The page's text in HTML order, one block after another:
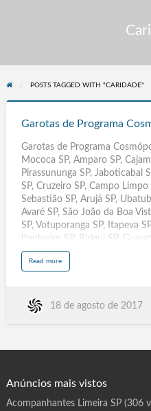
POSTS TAGGED WITH "CARIDADE"
Cosmópolis
Garotas de Programa
Garotas de Programa
Mococa SP, Amparo SP,
Pirassununga SP, Jaboticabal
SP, Cruzeiro SP, Campo
Sebastião SP, Arujá SP,
Avaré SP, São João da Boa
SP, Votuporanga SP, Itapeva
Itanhaém SP, Birigui SP,
Catanduva SP, Jandira SP,
Valinhos SP, Cubatão SP,
Bragança Paulista SP, Itu SP,
Read morea
t
r
e
r
m
a
18 de agosto de 2017
Anúncios mais vistos
Acompanhantes Limeira SP(306